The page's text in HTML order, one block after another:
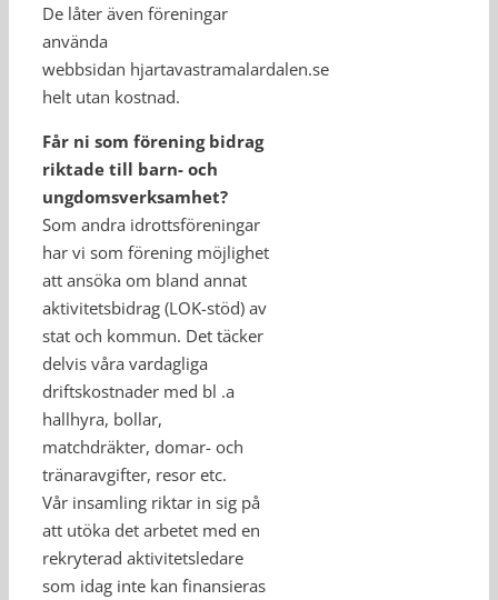
De låter även föreningar
använda
webbsidan hjartavastramalardalen.se
helt utan kostnad.
Får ni som förening bidrag
riktade till barn- och
ungdomsverksamhet?
Som andra idrottsföreningar
har vi som förening möjlighet
att ansöka om bland annat
aktivitetsbidrag (LOK-stöd) av
stat och kommun. Det täcker
delvis våra vardagliga
driftskostnader med bl .a
hallhyra, bollar,
matchdräkter, domar- och
tränaravgifter, resor etc.
Vår insamling riktar in sig på
att utöka det arbetet med en
rekryterad aktivitetsledare
som idag inte kan finansieras